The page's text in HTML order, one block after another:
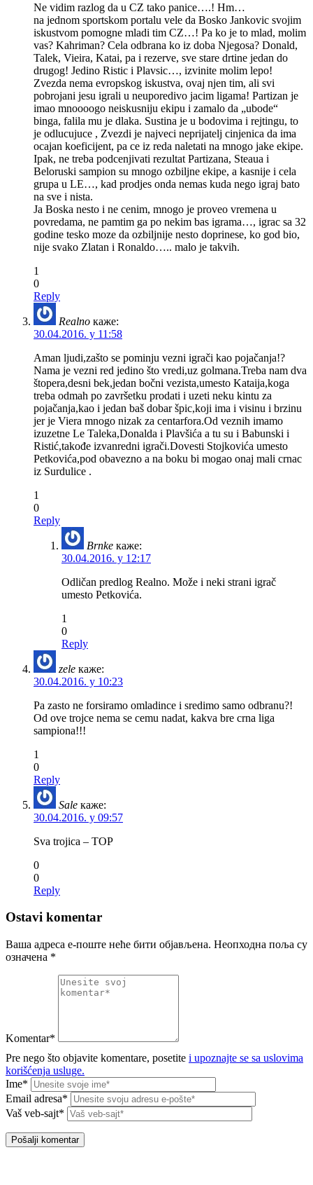
Ne vidim razlog da u CZ tako panice….! Hm…
na jednom sportskom portalu vele da Bosko Jankovic svojim
iskustvom pomogne mladi tim CZ…! Pa ko je to mlad, molim
vas? Kahriman? Cela odbrana ko iz doba Njegosa? Donald,
Talek, Vieira, Katai, pa i rezerve, sve stare drtine jedan do
drugog! Jedino Ristic i Plavsic…, izvinite molim lepo!
Zvezda nema evropskog iskustva, ovaj njen tim, ali svi
pobrojani jesu igrali u neuporedivo jacim ligama! Partizan je
imao mnoooogo neiskusniju ekipu i zamalo da „ubode“
binga, falila mu je dlaka. Sustina je u bodovima i rejtingu, to
je odlucujuce , Zvezdi je najveci neprijatelj cinjenica da ima
ocajan koeficijent, pa ce iz reda naletati na mnogo jake ekipe.
Ipak, ne treba podcenjivati rezultat Partizana, Steaua i
Beloruski sampion su mnogo ozbiljne ekipe, a kasnije i cela
grupa u LE…, kad prodjes onda nemas kuda nego igraj bato
na sve i nista.
Ja Boska nesto i ne cenim, mnogo je proveo vremena u
povredama, ne pamtim ga po nekim bas igrama…, igrac sa 32
godine tesko moze da ozbiljnije nesto doprinese, ko god bio,
nije svako Zlatan i Ronaldo….. malo je takvih.
1
0
Reply
Realno каже:
30.04.2016. у 11:58
Aman ljudi,zašto se pominju vezni igrači kao pojačanja!?
Nama je vezni red jedino što vredi,uz golmana.Treba nam dva
štopera,desni bek,jedan bočni vezista,umesto Kataija,koga
treba odmah po završetku prodati i uzeti neku kintu za
pojačanja,kao i jedan baš dobar špic,koji ima i visinu i brzinu
jer je Viera mnogo nizak za centarfora.Od veznih imamo
izuzetne Le Taleka,Donalda i Plavšića a tu su i Babunski i
Ristić,takođe izvanredni igrači.Dovesti Stojkovića umesto
Petkovića,pod obavezno a na boku bi mogao onaj mali crnac
iz Surdulice .
1
0
Reply
Brnke каже:
30.04.2016. у 12:17
Odličan predlog Realno. Može i neki strani igrač
umesto Petkovića.
1
0
Reply
zele каже:
30.04.2016. у 10:23
Pa zasto ne forsiramo omladince i sredimo samo odbranu?!
Od ove trojce nema se cemu nadat, kakva bre crna liga
sampiona!!!
1
0
Reply
Sale каже:
30.04.2016. у 09:57
Sva trojica – TOP
0
0
Reply
Ostavi komentar
Ваша адреса е-поште неће бити објављена. Неопходна поља су
означена *
Komentar*
Pre nego što objavite komentare, posetite i upoznajte se sa uslovima
korišćenja usluge.
Ime*
Email adresa*
Vaš veb-sajt*